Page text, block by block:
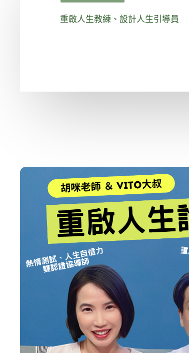
重啟人生教練、設計人生引導員